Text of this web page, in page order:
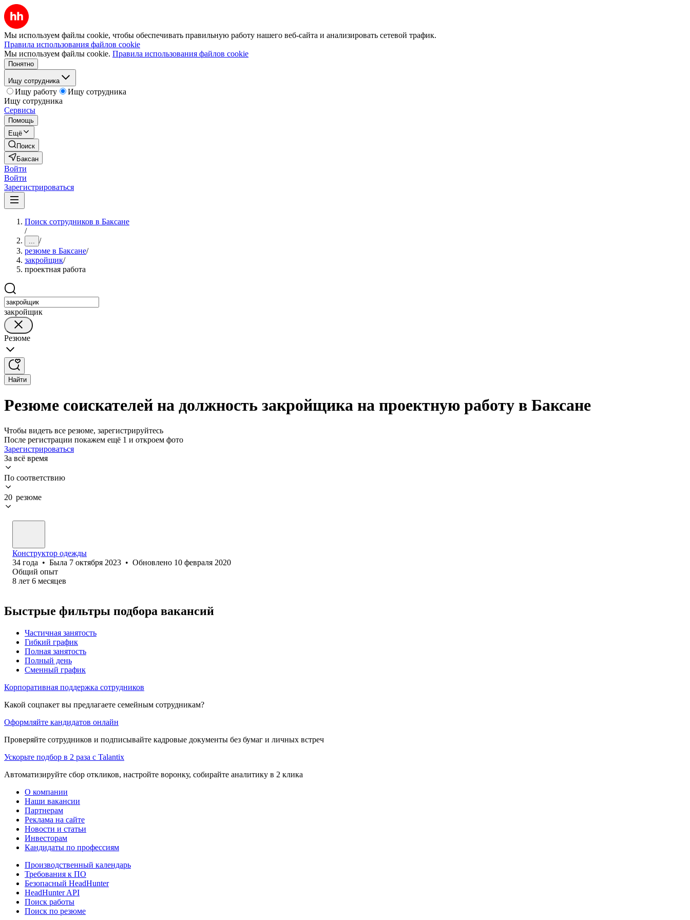
Мы используем файлы cookie, чтобы обеспечивать правильную работу нашего веб-сайта и анализировать сетевой трафик.
Правила использования файлов cookie
Мы используем файлы cookie. Правила использования файлов cookie
Понятно
Ищу сотрудника
Ищу работу
Ищу сотрудника
Ищу сотрудника
Сервисы
Помощь
Ещё
Поиск
Баксан
Войти
Войти
Зарегистрироваться
Поиск сотрудников в Баксане
/
... /
резюме в Баксане/
закройщик/
проектная работа
закройщик
Резюме
Найти
Резюме соискателей на должность закройщика на проектную работу в Баксане
Чтобы видеть все резюме, зарегистрируйтесь
После регистрации покажем ещё 1 и откроем фото
Зарегистрироваться
За всё время
По соответствию
20 резюме
Конструктор одежды
34 года • Была 7 октября 2023 • Обновлено 10 февраля 2020
Общий опыт
8 лет 6 месяцев
Быстрые фильтры подбора вакансий
Частичная занятость
Гибкий график
Полная занятость
Полный день
Сменный график
Корпоративная поддержка сотрудников
Какой соцпакет вы предлагаете семейным сотрудникам?
Оформляйте кандидатов онлайн
Проверяйте сотрудников и подписывайте кадровые документы без бумаг и личных встреч
Ускорьте подбор в 2 раза с Talantix
Автоматизируйте сбор откликов, настройте воронку, собирайте аналитику в 2 клика
О компании
Наши вакансии
Партнерам
Реклама на сайте
Новости и статьи
Инвесторам
Кандидаты по профессиям
Производственный календарь
Требования к ПО
Безопасный HeadHunter
HeadHunter API
Поиск работы
Поиск по резюме